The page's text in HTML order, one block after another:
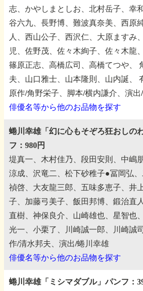
志、かやしまとしお、北村岳子、幸和
谷六九、長野博、難波真奈美、西原純
人、西山公子、西沢仁、大原ますみ、
児、佐野茂、佐々木絢子、佐々木龍、
篠原正志、高橋広司、高橋てつや、
夫、山口雅士、山本隆則、山内誕、
原作/角野栄子、脚本/横内謙介、演
俳優名等から他のお品物を探す
蜷川幸雄「幻に心もそぞろ狂おしの
フ：980円
堤真一、木村佳乃、段田安則、中嶋
涼成、沢竜二、松下砂稚子●冨岡弘、
禎啓、大友龍三郎、五味多恵子、井
子、加藤弓美子、飯田邦博、鍛治直人
直樹、神保良介、山崎雄也、星智也、
光一、小栗了、川崎誠一郎、川崎誠司
作/清水邦夫、演出/蜷川幸雄
俳優名等から他のお品物を探す
蜷川幸雄「ミシマダブル」パンフ：